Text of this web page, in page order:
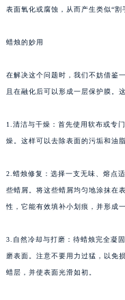
表面氧化或腐蚀，从而产生类似“割
蜡烛的妙用
在解决这个问题时，我们不妨借鉴
且在融化后可以形成一层保护膜。
1.清洁与干燥：首先使用软布或专
燥。这样可以去除表面的污垢和油
2.蜡烛修复：选择一支无味、熔点
些蜡屑。将这些蜡屑均匀地涂抹在
性，它能有效填补小划痕，并形成
3.自然冷却与打磨：待蜡烛完全凝
磨表面。注意不要用力过猛，以免
蜡层，并使表面光滑如初。